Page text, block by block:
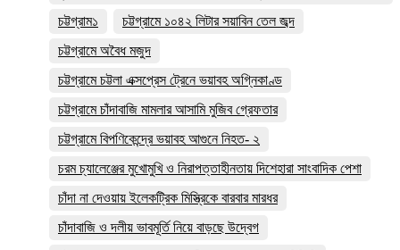
চট্টগ্রাম১
চট্টগ্রামে ১০৪২ লিটার সয়াবিন তেল জব্দ
চট্টগ্রামে অবৈধ মজুদ
চট্টগ্রামে চট্টলা এক্সপ্রেস ট্রেনে ভয়াবহ অগ্নিকাণ্ড
চট্টগ্রামে চাঁদাবাজি মামলার আসামি মুজিব গ্রেফতার
চট্টগ্রামে বিপণিকেন্দ্রে ভয়াবহ আগুনে নিহত- ২
চরম চ্যালেঞ্জের মুখোমুখি ও নিরাপত্তাহীনতায় দিশেহারা সাংবাদিক পেশা
চাঁদা না দেওয়ায় ইলেকট্রিক মিস্ত্রিকে বারবার মারধর
চাঁদাবাজি ও দলীয় ভাবমূর্তি নিয়ে বাড়ছে উদ্বেগ